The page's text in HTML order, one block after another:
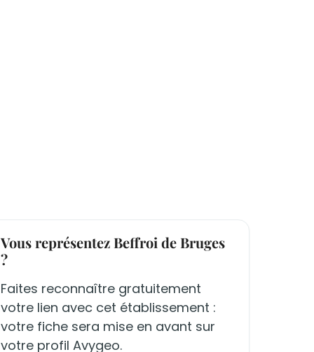
Vous représentez Beffroi de Bruges
?
Faites reconnaître gratuitement
votre lien avec cet établissement :
votre fiche sera mise en avant sur
votre profil Avygeo.